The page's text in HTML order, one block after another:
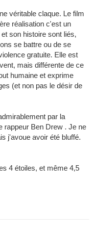
véritable claque. Le film
réalisation c'est un
son histoire sont liés,
se battre ou de se
gratuite. Elle est
mais différente de ce
humaine et exprime
(et non pas le désir de
par la
rappeur Ben Drew . Je ne
j'avoue avoir été bluffé.
4 étoiles, et même 4,5